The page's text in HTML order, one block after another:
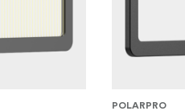
POLARPRO